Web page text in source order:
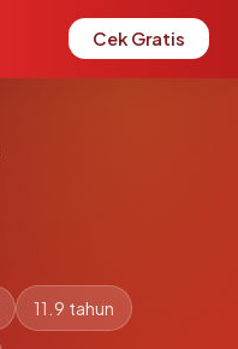
Cek Gratis
11.9 tahun